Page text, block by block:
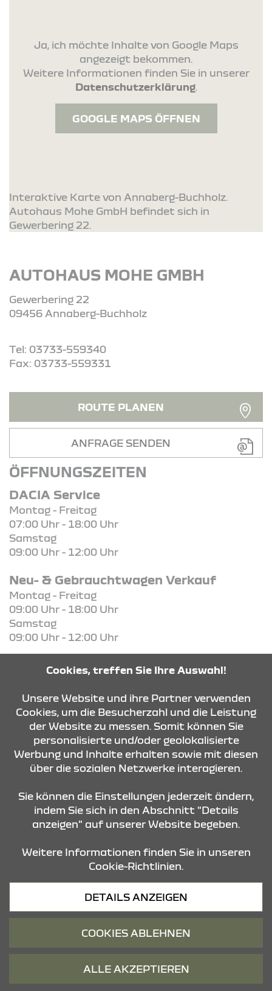
Ja, ich möchte Inhalte von Google Maps
angezeigt bekommen.
Weitere Informationen finden Sie in unserer
Datenschutzerklärung.
GOOGLE MAPS ÖFFNEN
Interaktive Karte von Annaberg-Buchholz.
Autohaus Mohe GmbH befindet sich in
Gewerbering 22.
AUTOHAUS MOHE GMBH
Gewerbering 22
09456 Annaberg-Buchholz
Tel: 03733-559340
Fax: 03733-559331
ROUTE PLANEN
ANFRAGE SENDEN
ÖFFNUNGSZEITEN
DACIA Service
Montag - Freitag
07:00 Uhr - 18:00 Uhr
Samstag
09:00 Uhr - 12:00 Uhr
Neu- & Gebrauchtwagen Verkauf
Montag - Freitag
09:00 Uhr - 18:00 Uhr
Samstag
09:00 Uhr - 12:00 Uhr
Ersatzteile-Verkauf
07:00 Uhr - 18:00 Uhr
KONTAKT & ANFAHRT
Datenschutz
Cookies, treffen Sie Ihre Auswahl!
Unsere Website und ihre Partner verwenden
Cookies, um die Besucherzahl und die Leistung
der Website zu messen. Somit können Sie
personalisierte und/oder geolokalisierte
Werbung und Inhalte erhalten sowie mit diesen
über die sozialen Netzwerke interagieren.
Sie können die Einstellungen jederzeit ändern,
indem Sie sich in den Abschnitt "Details
anzeigen" auf unserer Website begeben.
Weitere Informationen finden Sie in unseren
Cookie-Richtlinien.
DETAILS ANZEIGEN
COOKIES ABLEHNEN
ALLE AKZEPTIEREN